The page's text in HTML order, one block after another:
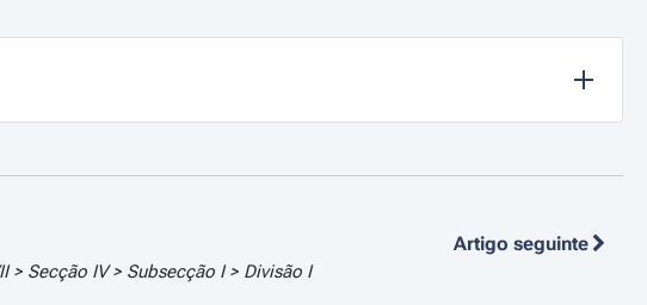
Artigo seguinte
> Secção IV > Subsecção I > Divisão I